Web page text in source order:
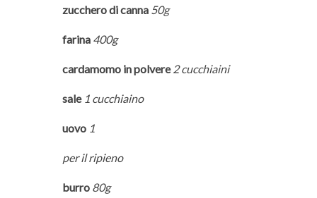
zucchero di canna 50g
farina 400g
cardamomo in polvere2 cucchiaini
sale 1 cucchiaino
uovo 1
per il ripieno
burro 80g